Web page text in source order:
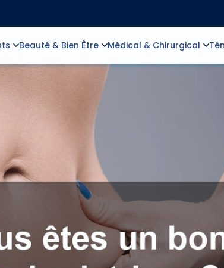
Beauté & Bien Être Médical & Chirurgical